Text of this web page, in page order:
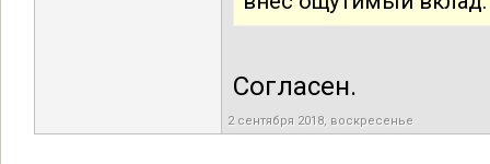
Согласен.
2 сентября 2018, воскресенье